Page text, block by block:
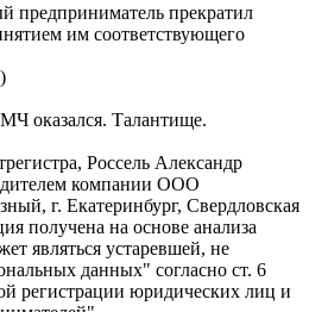
предприниматель прекратил
им соответствующего
оказался. Талантище.
Россель Александр
компании ООО
г. Екатеринбург, Свердловская
получена на основе анализа
являться устаревшей, не
данных" согласно ст. 6
регистрации юридических лиц и